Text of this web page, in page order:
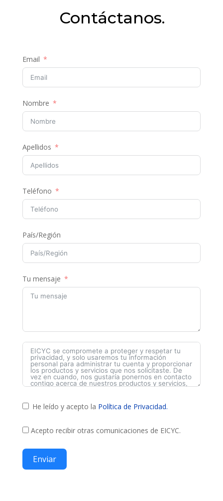
Contáctanos.
Email
Nombre
Apellidos
Teléfono
País/Región
Tu mensaje
He leído y acepto la Política de Privacidad.
Acepto recibir otras comunicaciones de EICYC.
Enviar